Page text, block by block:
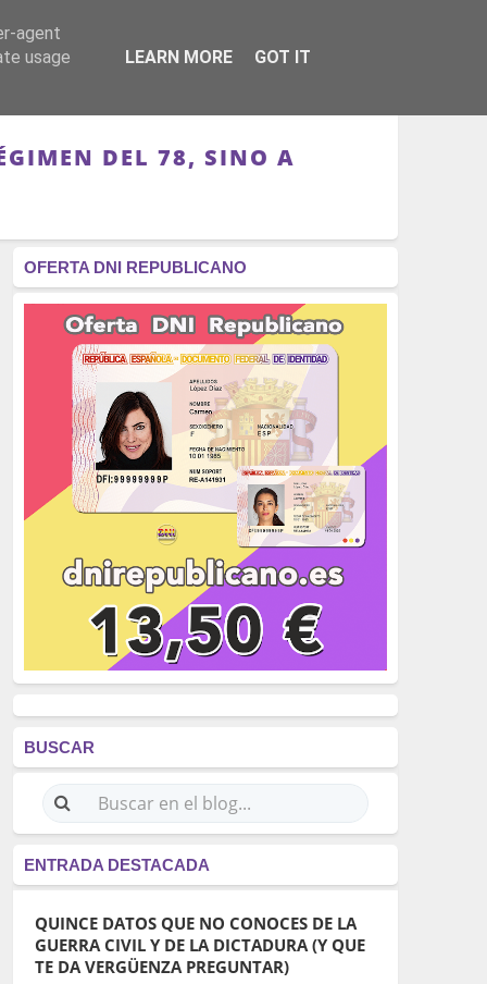
RÉGIMEN - MONARQUÍA
DEL 78, SINO A
OFERTA DNI REPUBLICANO
BUSCAR
ENTRADA DESTACADA
QUINCE DATOS QUE NO CONOCES DE LA
GUERRA CIVIL Y DE LA DICTADURA (Y QUE
TE DA VERGÜENZA PREGUNTAR)
agent
usage
LEARN MORE GOT IT